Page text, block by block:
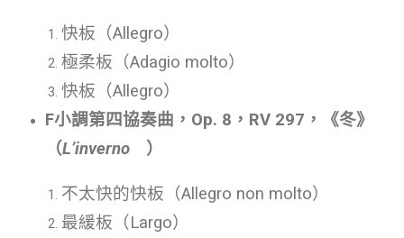
快板（Allegro）
極柔板（Adagio molto）
快板（Allegro）
F小調第四協奏曲，Op. 8，RV 297，《冬》
（L’inverno ）
不太快的快板（Allegro non molto）
最緩板（Largo）